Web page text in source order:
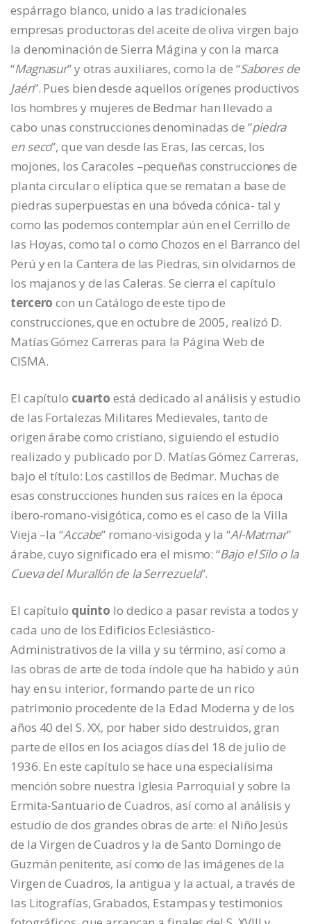
espárrago blanco, unido a las tradicionales
empresas productoras del aceite de oliva virgen bajo
la denominación de Sierra Mágina y con la marca
“Magnasur” y otras auxiliares, como la de “Sabores de
Jaén”. Pues bien desde aquellos orígenes productivos
los hombres y mujeres de Bedmar han llevado a
cabo unas construcciones denominadas de “piedra
en seco”, que van desde las Eras, las cercas, los
mojones, los Caracoles –pequeñas construcciones de
planta circular o elíptica que se rematan a base de
piedras superpuestas en una bóveda cónica- tal y
como las podemos contemplar aún en el Cerrillo de
las Hoyas, como tal o como Chozos en el Barranco del
Perú y en la Cantera de las Piedras, sin olvidarnos de
los majanos y de las Caleras. Se cierra el capítulo
tercero con un Catálogo de este tipo de
construcciones, que en octubre de 2005, realizó D.
Matías Gómez Carreras para la Página Web de
CISMA.
El capítulo cuarto está dedicado al análisis y estudio
de las Fortalezas Militares Medievales, tanto de
origen árabe como cristiano, siguiendo el estudio
realizado y publicado por D. Matías Gómez Carreras,
bajo el título: Los castillos de Bedmar. Muchas de
esas construcciones hunden sus raíces en la época
ibero-romano-visigótica, como es el caso de la Villa
Vieja –la “Accabe” romano-visigoda y la “Al-Matmar”
árabe, cuyo significado era el mismo: “Bajo el Silo o la
Cueva del Murallón de la Serrezuela”.
El capítulo quinto lo dedico a pasar revista a todos y
cada uno de los Edificios Eclesiástico-
Administrativos de la villa y su término, así como a
las obras de arte de toda índole que ha habido y aún
hay en su interior, formando parte de un rico
patrimonio procedente de la Edad Moderna y de los
años 40 del S. XX, por haber sido destruidos, gran
parte de ellos en los aciagos días del 18 de julio de
1936. En este capítulo se hace una especialísima
mención sobre nuestra Iglesia Parroquial y sobre la
Ermita-Santuario de Cuadros, así como al análisis y
estudio de dos grandes obras de arte: el Niño Jesús
de la Virgen de Cuadros y la de Santo Domingo de
Guzmán penitente, así como de las imágenes de la
Virgen de Cuadros, la antigua y la actual, a través de
las Litografías, Grabados, Estampas y testimonios